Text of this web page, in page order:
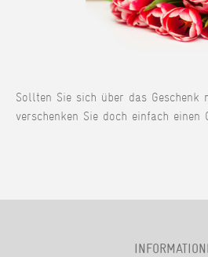
Sollten Sie sich über das Geschenk
verschenken Sie doch einfach einen